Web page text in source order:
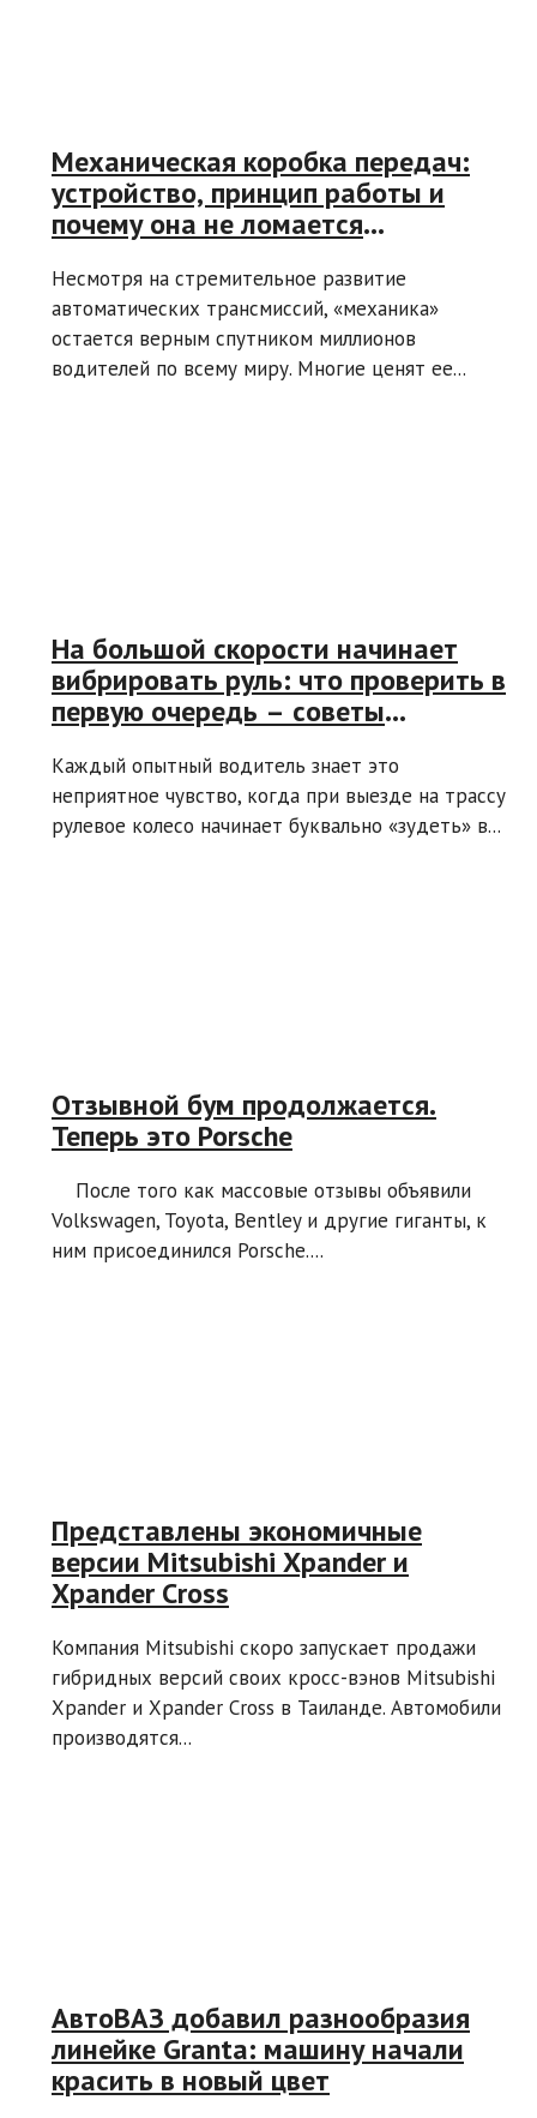
Механическая коробка передач:
устройство, принцип работы и
почему она не ломается
Несмотря на стремительное развитие
автоматических трансмиссий, «механика»
остается верным спутником миллионов
водителей по всему миру. Многие ценят ее...
На большой скорости начинает
вибрировать руль: что проверить в
первую очередь – советы
Каждый опытный водитель знает это
неприятное чувство, когда при выезде на трассу
рулевое колесо начинает буквально «зудеть» в...
Отзывной бум продолжается.
Теперь это Porsche
После того как массовые отзывы объявили
Volkswagen, Toyota, Bentley и другие гиганты, к
ним присоединился Porsche....
Представлены экономичные
версии Mitsubishi Xpander и
Xpander Cross
Компания Mitsubishi скоро запускает продажи
гибридных версий своих кросс-вэнов Mitsubishi
Xpander и Xpander Cross в Таиланде. Автомобили
производятся...
АвтоВАЗ добавил разнообразия
линейке Granta: машину начали
красить в новый цвет